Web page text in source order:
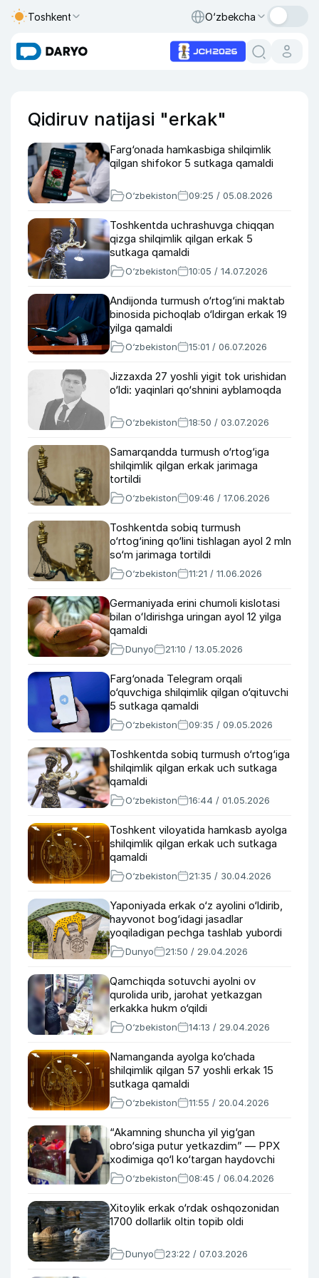
Toshkent O‘zbekcha
Qidiruv natijasi "erkak"
Farg‘onada hamkasbiga shilqimlik
qilgan shifokor 5 sutkaga qamaldi
O‘zbekiston 09:25 / 05.08.2026
Toshkentda uchrashuvga chiqqan
qizga shilqimlik qilgan erkak 5
sutkaga qamaldi
O‘zbekiston 10:05 / 14.07.2026
Andijonda turmush o‘rtog‘ini maktab
binosida pichoqlab o‘ldirgan erkak 19
yilga qamaldi
O‘zbekiston 15:01 / 06.07.2026
Jizzaxda 27 yoshli yigit tok urishidan
o‘ldi: yaqinlari qo‘shnini ayblamoqda
O‘zbekiston 18:50 / 03.07.2026
Samarqandda turmush o‘rtog‘iga
shilqimlik qilgan erkak jarimaga
tortildi
O‘zbekiston 09:46 / 17.06.2026
Toshkentda sobiq turmush
o‘rtog‘ining qo‘lini tishlagan ayol 2 mln
so‘m jarimaga tortildi
O‘zbekiston 11:21 / 11.06.2026
Germaniyada erini chumoli kislotasi
bilan oʻldirishga uringan ayol 12 yilga
qamaldi
Dunyo 21:10 / 13.05.2026
Farg‘onada Telegram orqali
o‘quvchiga shilqimlik qilgan o‘qituvchi
5 sutkaga qamaldi
O‘zbekiston 09:35 / 09.05.2026
Toshkentda sobiq turmush o‘rtog‘iga
shilqimlik qilgan erkak uch sutkaga
qamaldi
O‘zbekiston 16:44 / 01.05.2026
Toshkent viloyatida hamkasb ayolga
shilqimlik qilgan erkak uch sutkaga
qamaldi
O‘zbekiston 21:35 / 30.04.2026
Yaponiyada erkak o‘z ayolini o‘ldirib,
hayvonot bog‘idagi jasadlar
yoqiladigan pechga tashlab yubordi
Dunyo 21:50 / 29.04.2026
Qamchiqda sotuvchi ayolni ov
qurolida urib, jarohat yetkazgan
erkakka hukm o‘qildi
O‘zbekiston 14:13 / 29.04.2026
Namanganda ayolga ko‘chada
shilqimlik qilgan 57 yoshli erkak 15
sutkaga qamaldi
O‘zbekiston 11:55 / 20.04.2026
“Akamning shuncha yil yig‘gan
obro‘siga putur yetkazdim” — PPX
xodimiga qo‘l ko‘targan haydovchi
O‘zbekiston 08:45 / 06.04.2026
Xitoylik erkak o‘rdak oshqozonidan
1700 dollarlik oltin topib oldi
Dunyo 23:22 / 07.03.2026